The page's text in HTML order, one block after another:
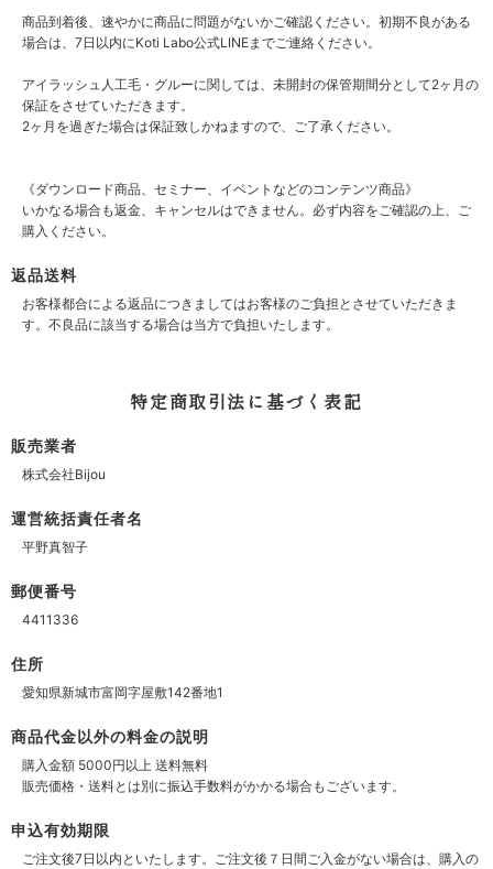
商品到着後、速やかに商品に問題がないかご確認ください。初期不良がある
場合は、7日以内にKoti Labo公式LINEまでご連絡ください。
アイラッシュ人工毛・グルーに関しては、未開封の保管期間分として2ヶ月の
保証をさせていただきます。
2ヶ月を過ぎた場合は保証致しかねますので、ご了承ください。
《ダウンロード商品、セミナー、イベントなどのコンテンツ商品》
いかなる場合も返金、キャンセルはできません。必ず内容をご確認の上、ご
購入ください。
返品送料
お客様都合による返品につきましてはお客様のご負担とさせていただきま
す。不良品に該当する場合は当方で負担いたします。
特定商取引法に基づく表記
販売業者
株式会社Bijou
運営統括責任者名
平野真智子
郵便番号
4411336
住所
愛知県新城市富岡字屋敷142番地1
商品代金以外の料金の説明
購入金額 5000円以上 送料無料
販売価格・送料とは別に振込手数料がかかる場合もございます。
申込有効期限
ご注文後7日以内といたします。ご注文後７日間ご入金がない場合は、購入の